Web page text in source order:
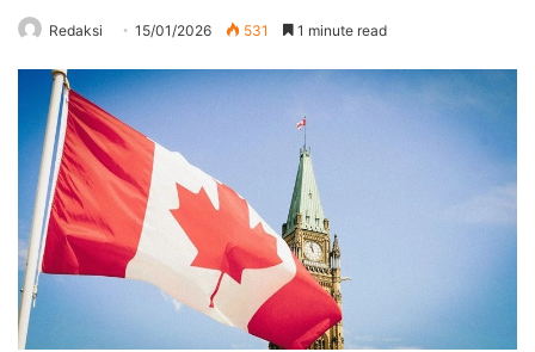
Redaksi 15/01/2026 531 1 minute read